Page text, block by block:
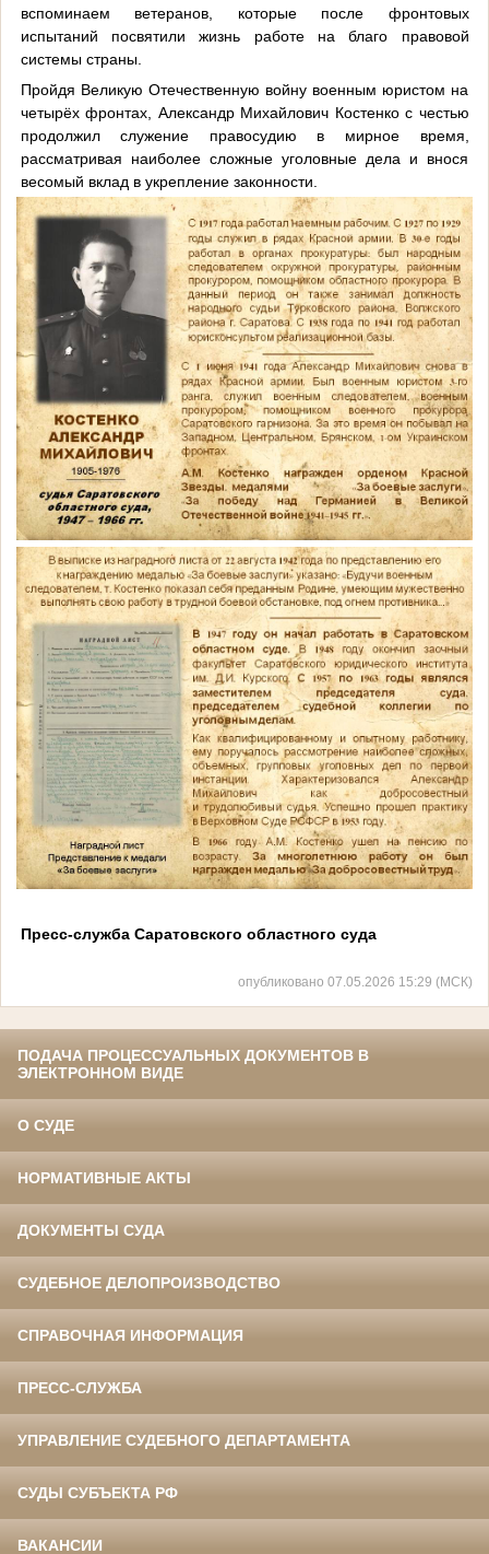
вспоминаем ветеранов, которые после фронтовых
испытаний посвятили жизнь работе на благо правовой
системы страны.
Пройдя Великую Отечественную войну военным юристом на
четырёх фронтах, Александр Михайлович Костенко с честью
продолжил служение правосудию в мирное время,
рассматривая наиболее сложные уголовные дела и внося
весомый вклад в укрепление законности.
Пресс-служба Саратовского областного суда
опубликовано 07.05.2026 15:29 (МСК)
ПОДАЧА ПРОЦЕССУАЛЬНЫХ ДОКУМЕНТОВ В
ЭЛЕКТРОННОМ ВИДЕ
О СУДЕ
НОРМАТИВНЫЕ АКТЫ
ДОКУМЕНТЫ СУДА
СУДЕБНОЕ ДЕЛОПРОИЗВОДСТВО
СПРАВОЧНАЯ ИНФОРМАЦИЯ
ПРЕСС-СЛУЖБА
УПРАВЛЕНИЕ СУДЕБНОГО ДЕПАРТАМЕНТА
СУДЫ СУБЪЕКТА РФ
ВАКАНСИИ